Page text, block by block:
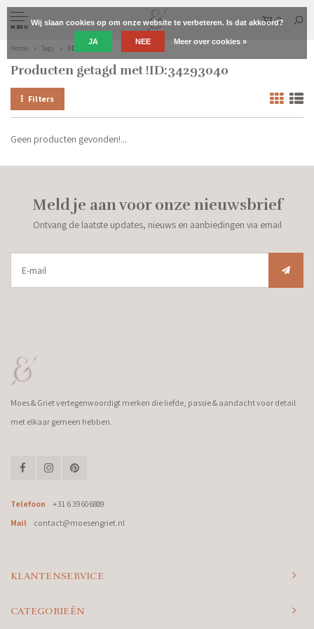
MENU
0
Home Tags !ID:34293040
Producten getagd met !ID:34293040
Filters
Geen producten gevonden!...
Meld je aan voor onze nieuwsbrief
Ontvang de laatste updates, nieuws en aanbiedingen via email
Moes & Griet vertegenwoordigt merken die liefde, passie & aandacht voor detail
met elkaar gemeen hebben.
Telefoon
+31 6 39606889
Mail
contact@moesengriet.nl
KLANTENSERVICE
CATEGORIEËN
Wij slaan cookies op om onze website te verbeteren. Is dat akkoord?
JA NEE Meer over cookies »